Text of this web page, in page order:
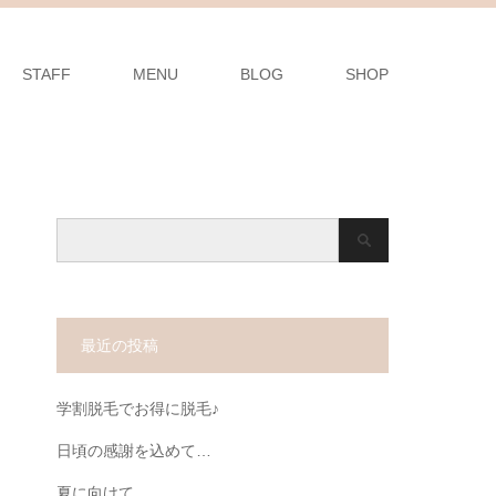
STAFF MENU BLOG SHOP
最近の投稿
学割脱毛でお得に脱毛♪
日頃の感謝を込めて…